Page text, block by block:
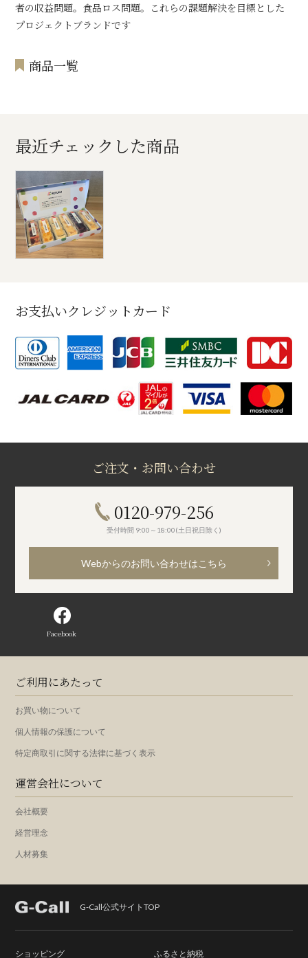
者の収益問題。食品ロス問題。これらの課題解決を目標とした
プロジェクトブランドです
商品一覧
最近チェックした商品
お支払いクレジットカード
ご注文・お問い合わせ
0120-979-256
受付時間 9:00～18:00(土日祝日除く)
Webからのお問い合わせはこちら
Facebook
ご利用にあたって
お買い物について
個人情報の保護について
特定商取引に関する法律に基づく表示
運営会社について
会社概要
経営理念
人材募集
G-Call公式サイトTOP
ショッピング ふるさと納税